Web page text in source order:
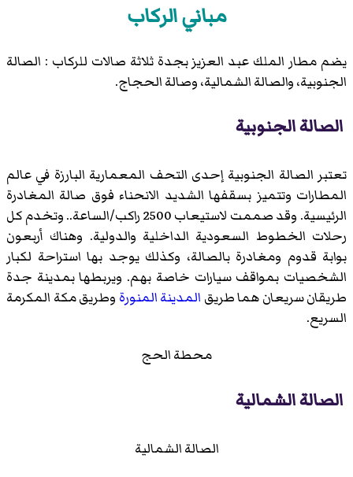
مباني الركاب
يضم مطار الملك عبد العزيز بجدة ثلاثة صالات للركاب : الصالة
الجنوبية، والصالة الشمالية، وصالة الحجاج.
الصالة الجنوبية
تعتبر الصالة الجنوبية إحدى التحف المعمارية البارزة في عالم
المطارات وتتميز بسقفها الشديد الانحناء فوق صالة المغادرة
الرئيسية. وقد صممت لاستيعاب 2500 راكب/الساعة.. وتخدم كل
رحلات الخطوط السعودية الداخلية والدولية. وهناك أربعون
بوابة قدوم ومغادرة بالصالة، وكذلك يوجد بها استراحة لكبار
الشخصيات بمواقف سيارات خاصة بهم. ويربطها بمدينة جدة
طريقان سريعان هما طريق المدينة المنورة وطريق مكة المكرمة
السريع.
محطة الحج
الصالة الشمالية
الصالة الشمالية